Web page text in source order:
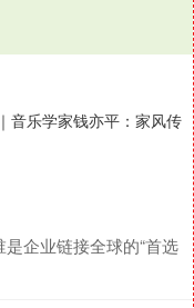
音乐学家钱亦平：家风传
企业链接全球的“首选